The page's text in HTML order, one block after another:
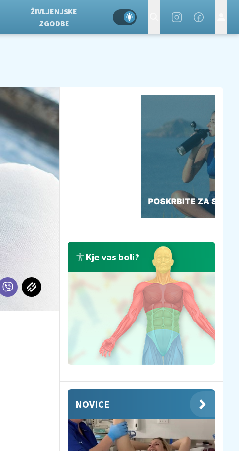
ŽIVLJENJSKE
ZGODBE
Kje vas boli?
NOVICE